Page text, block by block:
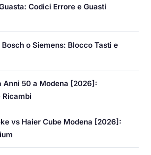
Codici Errore e Guasti
o Siemens: Blocco Tasti e
Anni 50 a Modena [2026]:
Ricambi
vs Haier Cube Modena [2026]: